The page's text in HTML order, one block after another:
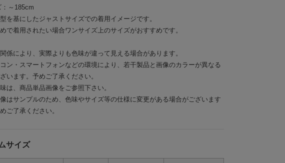
～185cm
を基にしたジャストサイズでの着用イメージです。
で着用されたい場合ワンサイズ上のサイズがおすすめです。
係により、実際よりも色味が違って見える場合があります。
ン・スマートフォンなどの環境により、若干製品と画像のカラーが異なる
います。予めご了承ください。
は、商品単品画像をご参照下さい。
はサンプルのため、色味やサイズ等の仕様に変更がある場合がございます
ご了承ください。
サイズ